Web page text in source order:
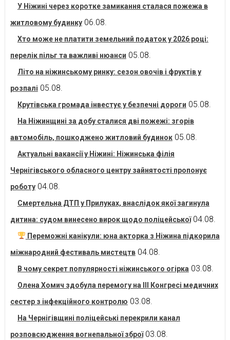
У Ніжині через коротке замикання сталася пожежа в
житловому будинку 06.08.
Хто може не платити земельний податок у 2026 році:
перелік пільг та важливі нюанси 05.08.
Літо на ніжинському ринку: сезон овочів і фруктів у
розпалі 05.08.
Крутівська громада інвестує у безпечні дороги 05.08.
На Ніжинщині за добу сталися дві пожежі: згорів
автомобіль, пошкоджено житловий будинок 05.08.
Актуальні вакансії у Ніжині: Ніжинська філія
Чернігівського обласного центру зайнятості пропонує
роботу 04.08.
Смертельна ДТП у Прилуках, внаслідок якої загинула
дитина: судом винесено вирок щодо поліцейської 04.08.
Переможні канікули: юна акторка з Ніжина підкорила
міжнародний фестиваль мистецтв 04.08.
В чому секрет популярності ніжинського огірка 03.08.
Олена Хомич здобула перемогу на ІІІ Конгресі медичних
сестер з інфекційного контролю 03.08.
На Чернігівщині поліцейські перекрили канал
розповсюдження вогнепальної зброї 03.08.